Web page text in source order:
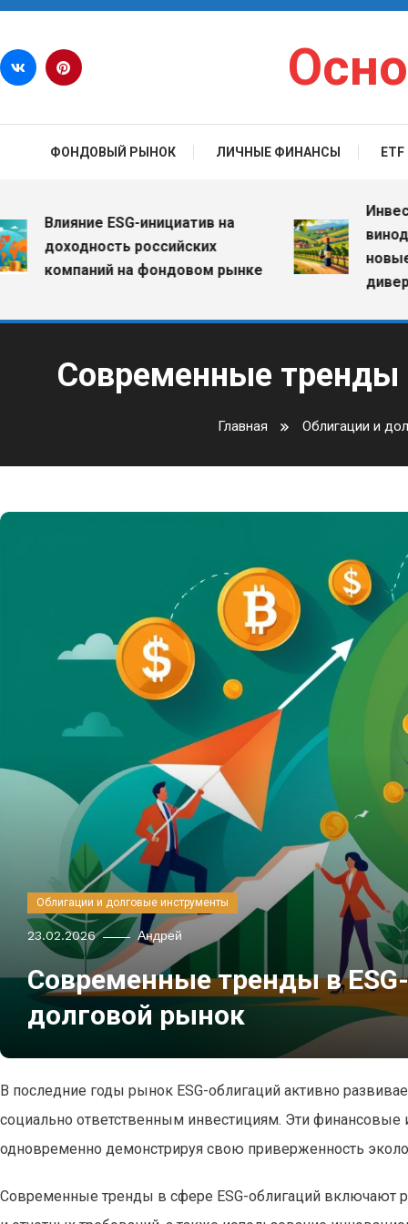
Перейти к содержимому
ФОНДОВЫЙ РЫНОК ЛИЧНЫЕ ФИНАНСЫ ETF
Влияние ESG-инициатив на
доходность российских
компаний на фондовом рынке
новые
Современные тренды
Главная Облигации и
Облигации и долговые инструменты
23.02.2026 Андрей
Современные тренды в
долговой рынок
В последние годы рынок ESG-облигаций активно
социально ответственным инвестициям. Эти
одновременно демонстрируя свою приверженность
Современные тренды в сфере ESG-облигаций включают